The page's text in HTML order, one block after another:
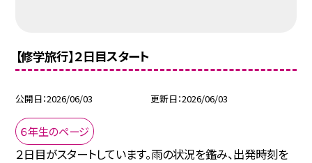
【修学旅行】２日目スタート
公開日 2026/06/03 更新日 2026/06/03
６年生のページ
２日目がスタートしています。雨の状況を鑑み、出発時刻を